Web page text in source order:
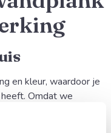
en kleur, waardoor je
Omdat we
haal je een
uitstraalt in elke